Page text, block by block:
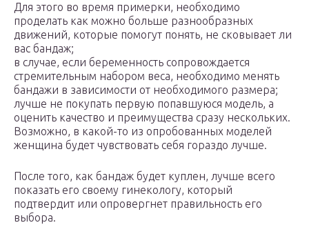
Для этого во время примерки, необходимо
проделать как можно больше разнообразных
движений, которые помогут понять, не сковывает ли
вас бандаж;
в случае, если беременность сопровождается
стремительным набором веса, необходимо менять
бандажи в зависимости от необходимого размера;
лучше не покупать первую попавшуюся модель, а
оценить качество и преимущества сразу нескольких.
Возможно, в какой-то из опробованных моделей
женщина будет чувствовать себя гораздо лучше.
После того, как бандаж будет куплен, лучше всего
показать его своему гинекологу, который
подтвердит или опровергнет правильность его
выбора.